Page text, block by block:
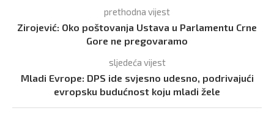
prethodna vijest
Zirojević: Oko poštovanja Ustava u Parlamentu Crne
Gore ne pregovaramo
sljedeća vijest
Mladi Evrope: DPS ide svjesno udesno, podrivajući
evropsku budućnost koju mladi žele